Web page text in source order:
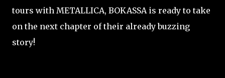
tours with METALLICA, BOKASSA is ready to take
on the next chapter of their already buzzing
story!